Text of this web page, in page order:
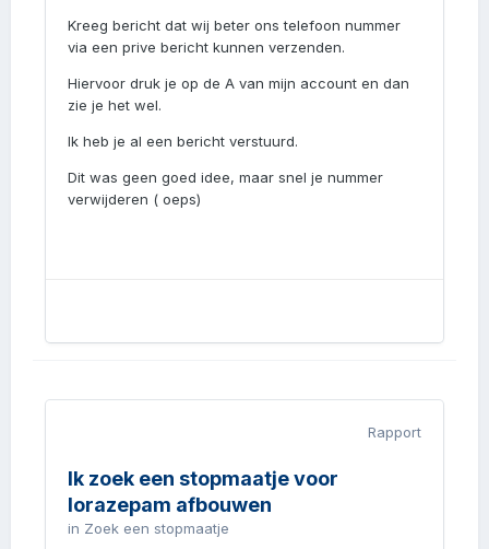
Kreeg bericht dat wij beter ons telefoon nummer
via een prive bericht kunnen verzenden.
Hiervoor druk je op de A van mijn account en dan
zie je het wel.
Ik heb je al een bericht verstuurd.
Dit was geen goed idee, maar snel je nummer
verwijderen ( oeps)
Rapport
Ik zoek een stopmaatje voor
lorazepam afbouwen
in Zoek een stopmaatje